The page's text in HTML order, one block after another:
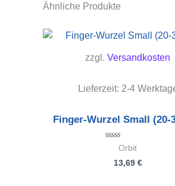
Ähnliche Produkte
zzgl. Versandkosten
Lieferzeit: 2-4
Finger-Wurzel Small (20-
Bewertet
Orbit
13,69 €